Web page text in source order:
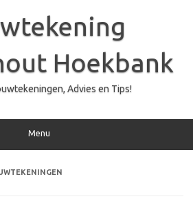
Hoekbank
Advies en Tips!
Menu